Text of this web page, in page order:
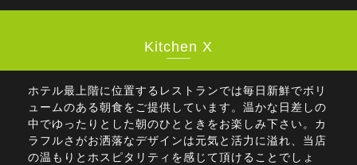
Kitchen X
ホテル最上階に位置するレストランでは毎日新鮮でボリ
ュームのある朝食をご提供しています。温かな日差しの
中でゆったりとした朝のひとときをお楽しみ下さい。カ
ラフルさがお洒落なデザインは元気と活力に溢れ、当店
の温もりとホスピタリティを感じて頂けることでしょ